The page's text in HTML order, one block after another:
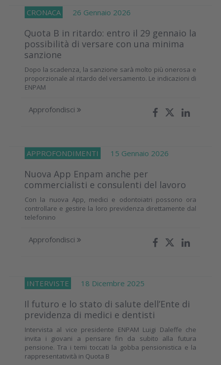
CRONACA 26 Gennaio 2026
Quota B in ritardo: entro il 29 gennaio la
possibilità di versare con una minima
sanzione
Dopo la scadenza, la sanzione sarà molto più onerosa e
proporzionale al ritardo del versamento. Le indicazioni di
ENPAM
Approfondisci
APPROFONDIMENTI 15 Gennaio 2026
Nuova App Enpam anche per
commercialisti e consulenti del lavoro
Con la nuova App, medici e odontoiatri possono ora
controllare e gestire la loro previdenza direttamente dal
telefonino
Approfondisci
INTERVISTE 18 Dicembre 2025
Il futuro e lo stato di salute dell’Ente di
previdenza di medici e dentisti
Intervista al vice presidente ENPAM Luigi Daleffe che
invita i giovani a pensare fin da subito alla futura
pensione. Tra i temi toccati la gobba pensionistica e la
rappresentatività in Quota B